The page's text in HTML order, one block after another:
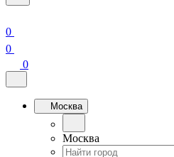
0
0
0
Москва
Москва